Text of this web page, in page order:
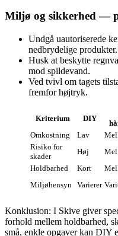
Miljø og sikkerhed —
Undgå uautoriserede
nedbrydelige produkter.
Husk at beskytte
mod spildevand.
Ved tvivl om tagets
fremfor højtryk.
Kriterium DIY
Omkostning
Lav
Risiko for
skader
Høj
Holdbarhed
Kort
Miljøhensyn Varierer
Konklusion: I Skive giver
forhold mellem holdbarhed,
små, enkle opgaver kan DIY